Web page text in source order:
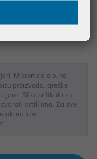
Mikronis d.o.o. ne
proizvoda, greške
Slike artikala su
artiklima. Za sve
na